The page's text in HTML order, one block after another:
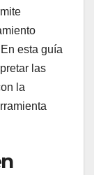
esta guía
las
la